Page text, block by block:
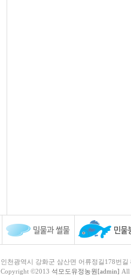
인천광역시 강화군 삼산면 어류정길178번
Copyright ©2013 석모도유정농원[admin] All